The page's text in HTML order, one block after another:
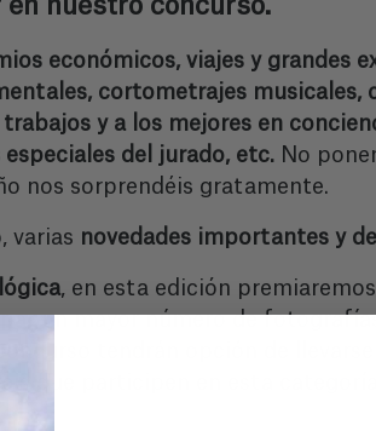
nuestro concurso.
económicos, viajes y grandes
cortometrajes musicales,
y a los mejores en
del jurado, etc. No
nos sorprendéis gratamente.
varias novedades importantes y
, en esta edición
un mayor número de
tendrán opción de
que participen en esta